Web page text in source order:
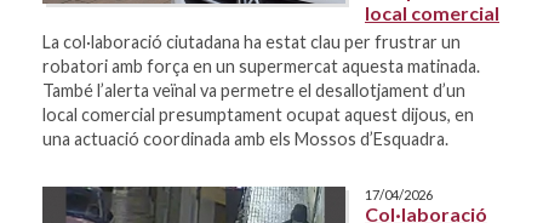
local comercial
La col·laboració ciutadana ha estat clau per frustrar un
robatori amb força en un supermercat aquesta matinada.
També l’alerta veïnal va permetre el desallotjament d’un
local comercial presumptament ocupat aquest dijous, en
una actuació coordinada amb els Mossos d’Esquadra.
17/04/2026
Col·laboració